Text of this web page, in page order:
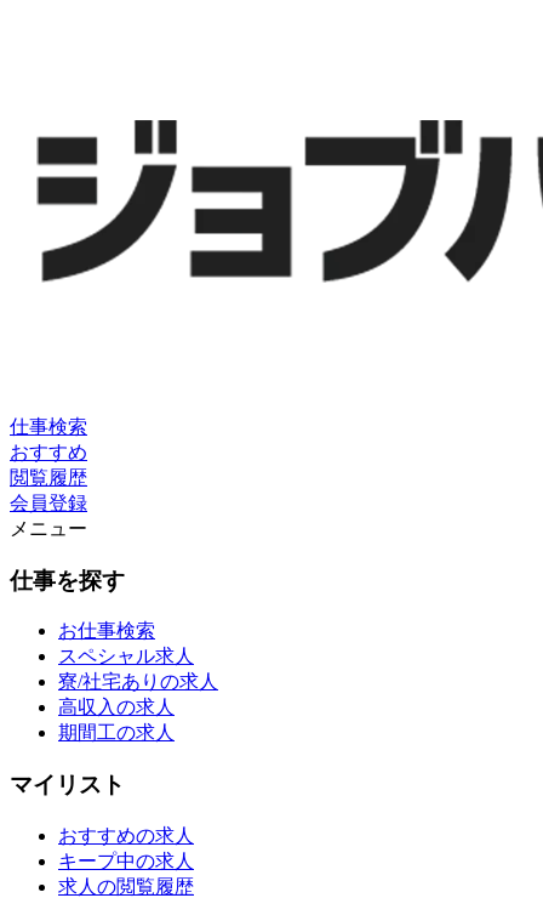
仕事検索
おすすめ
閲覧履歴
会員登録
メニュー
仕事を探す
お仕事検索
スペシャル求人
寮/社宅ありの求人
高収入の求人
期間工の求人
マイリスト
おすすめの求人
キープ中の求人
求人の閲覧履歴